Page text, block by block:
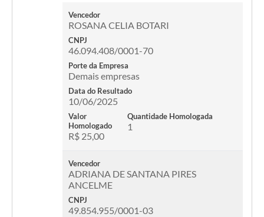
Vencedor
ROSANA CELIA BOTARI
CNPJ
46.094.408/0001-70
Porte da Empresa
Demais empresas
Data do Resultado
10/06/2025
Valor
Homologado
R$ 25,00
Quantidade Homologada
1
Vencedor
ADRIANA DE SANTANA PIRES
ANCELME
CNPJ
49.854.955/0001-03